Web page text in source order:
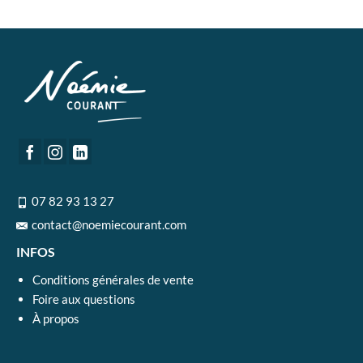
07 82 93 13 27
contact@noemiecourant.com
INFOS
Conditions générales de vente
Foire aux questions
À propos